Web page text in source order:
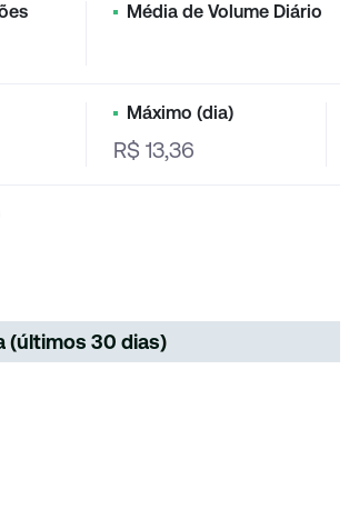
Média de Volume Diário
Máximo (dia)
R$ 13,36
(últimos 30 dias)